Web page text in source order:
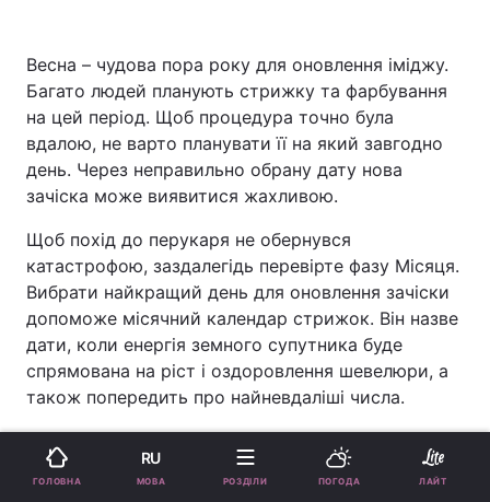
Весна – чудова пора року для оновлення іміджу.
Багато людей планують стрижку та фарбування
на цей період. Щоб процедура точно була
вдалою, не варто планувати її на який завгодно
день. Через неправильно обрану дату нова
зачіска може виявитися жахливою.
Щоб похід до перукаря не обернувся
катастрофою, заздалегідь перевірте фазу Місяця.
Вибрати найкращий день для оновлення зачіски
допоможе місячний календар стрижок. Він назве
дати, коли енергія земного супутника буде
спрямована на ріст і оздоровлення шевелюри, а
також попередить про найневдаліші числа.
Детальний місячний календар стрижок на
травень 2026
ГОЛОВНА
RU
МОВА РОЗДІЛИ ПОГОДА ЛАЙТ